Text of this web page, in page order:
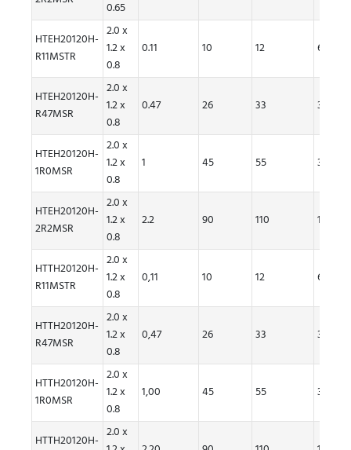
0.65
HTEH20120H-
R11MSTR
2.0 x
1.2 x
0.8
0.11 10 12 6.1
HTEH20120H-
R47MSR
2.0 x
1.2 x
0.8
0.47 26 33 3.9
HTEH20120H-
1R0MSR
2.0 x
1.2 x
0.8
1 45 55 3.5
HTEH20120H-
2R2MSR
2.0 x
1.2 x
0.8
2.2 90 110 1.8
HTTH20120H-
R11MSTR
2.0 x
1.2 x
0.8
0,11 10 12 6.10
HTTH20120H-
R47MSR
2.0 x
1.2 x
0.8
0,47 26 33 3,90
HTTH20120H-
1R0MSR
2.0 x
1.2 x
0.8
1,00 45 55 3,50
HTTH20120H- 2.0 x